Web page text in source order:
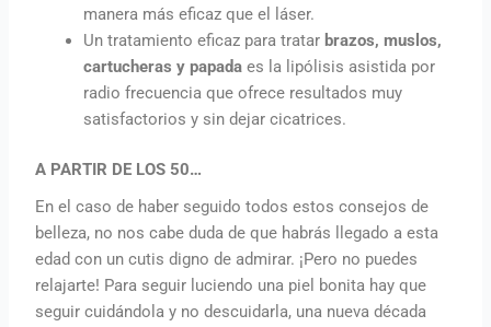
manera más eficaz que el láser.
Un tratamiento eficaz para tratar brazos, muslos,
cartucheras y papadaes la lipólisis asistida por
radio frecuencia que ofrece resultados muy
satisfactorios y sin dejar cicatrices.
A PARTIR DE LOS 50…
En el caso de haber seguido todos estos consejos de
belleza, no nos cabe duda de que habrás llegado a esta
edad con un cutis digno de admirar. ¡Pero no puedes
relajarte! Para seguir luciendo una piel bonita hay que
seguir cuidándola y no descuidarla, una nueva década